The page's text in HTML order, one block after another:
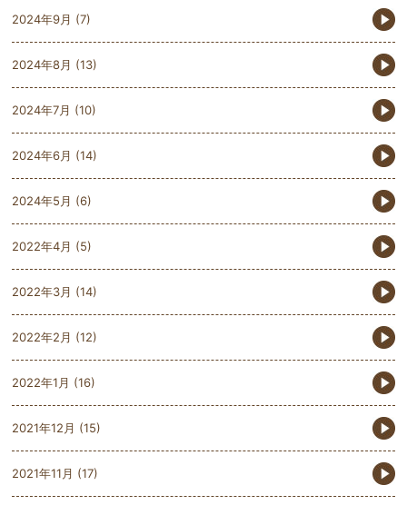
2024年9月 (7)
2024年8月 (13)
2024年7月 (10)
2024年6月 (14)
2024年5月 (6)
2022年4月 (5)
2022年3月 (14)
2022年2月 (12)
2022年1月 (16)
2021年12月 (15)
2021年11月 (17)